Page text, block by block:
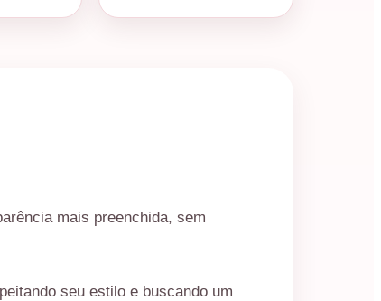
mais preenchida, sem
seu estilo e buscando um